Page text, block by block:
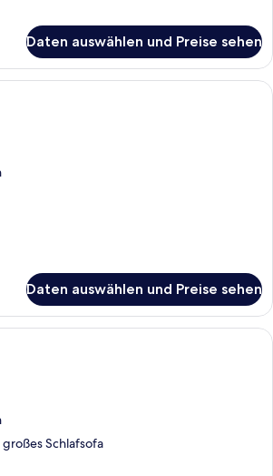
Daten auswählen und Preise sehen
Ein modernes Hotelzimmer mit
Daten auswählen und Preise sehen
Ein modernes Hotelzimmer mit Bett,
Schlafsofa